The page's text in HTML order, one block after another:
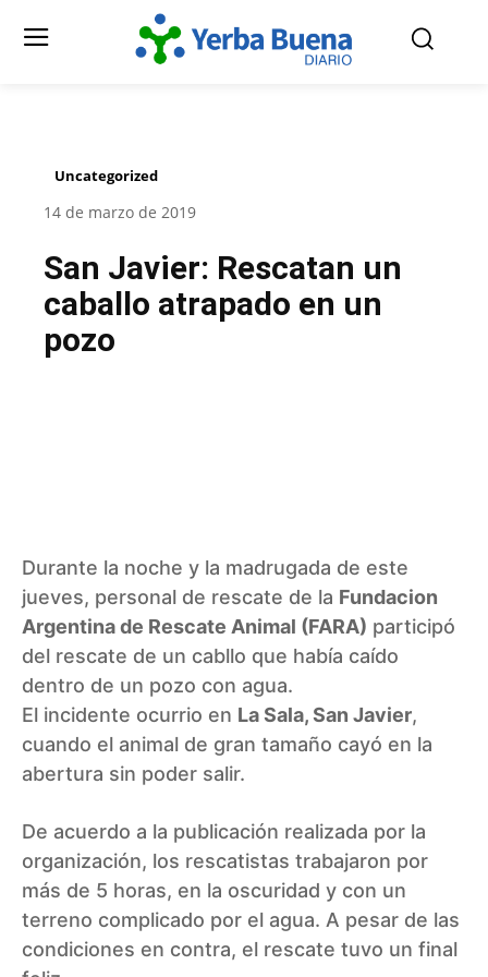
Uncategorized
14 de marzo de 2019
San Javier: Rescatan un
caballo atrapado en un
pozo
Durante la noche y la madrugada de este
jueves, personal de rescate de la Fundacion
Argentina de Rescate Animal (FARA) participó
del rescate de un cabllo que había caído
dentro de un pozo con agua.
El incidente ocurrio en La Sala, San Javier,
cuando el animal de gran tamaño cayó en la
abertura sin poder salir.
De acuerdo a la publicación realizada por la
organización, los rescatistas trabajaron por
más de 5 horas, en la oscuridad y con un
terreno complicado por el agua. A pesar de las
condiciones en contra, el rescate tuvo un final